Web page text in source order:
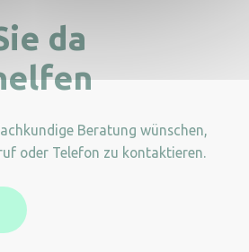
da
Beratung wünschen,
oder Telefon zu kontaktieren.